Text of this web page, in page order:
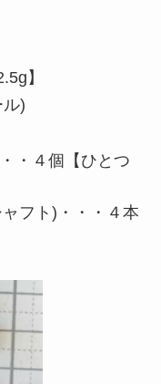
】
)
・４個【ひとつ
フト)・・・４本